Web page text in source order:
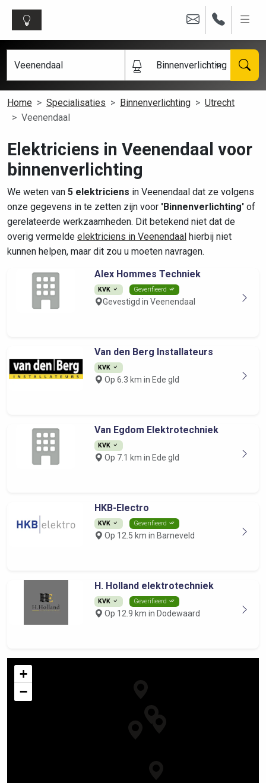
Binnenverlichting
Home Specialisaties Binnenverlichting
Utrecht
Veenendaal
Elektriciens in Veenendaal voor
binnenverlichting
We weten van 5 elektriciens in Veenendaal dat ze volgens
onze gegevens in te zetten zijn voor 'Binnenverlichting' of
gerelateerde werkzaamheden. Dit betekend niet dat de
overig vermelde elektriciens in Veenendaal hierbij niet
kunnen helpen, maar dit zou u moeten navragen.
Alex Hommes Techniek
KVK Geverifieerd
Gevestigd in Veenendaal
Van den Berg Installateurs
KVK
Op 6.3 km in Ede gld
Van Egdom Elektrotechniek
KVK
Op 7.1 km in Ede gld
HKB-Electro
KVK Geverifieerd
Op 12.5 km in Barneveld
H. Holland elektrotechniek
KVK Geverifieerd
Op 12.9 km in Dodewaard
+
−